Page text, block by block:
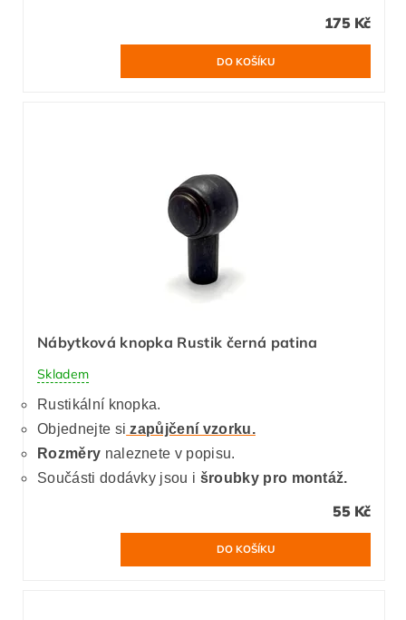
175 Kč
Nábytková knopka Rustik černá patina
Skladem
Rustikální knopka.
Objednejte si zapůjčení vzorku.
Rozměry naleznete v popisu.
Součásti dodávky jsou i šroubky pro montáž.
55 Kč